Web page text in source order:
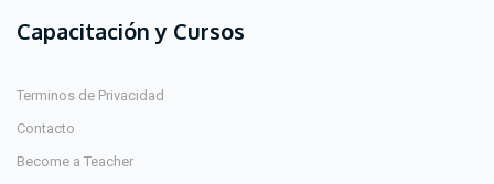
Capacitación y Cursos
Terminos de Privacidad
Contacto
Become a Teacher